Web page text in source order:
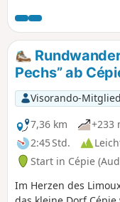
Pechs” ab
Visorando-Mitglied
7,36 km
+233
2:45 Std.
Start in Cépie
Im Herzen des